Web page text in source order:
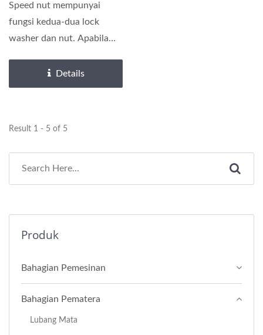
Speed nut mempunyai
fungsi kedua-dua lock
washer dan nut. Apabila
Details
Result 1 - 5 of 5
Produk
Bahagian Pemesinan
Bahagian Pematera
Lubang Mata